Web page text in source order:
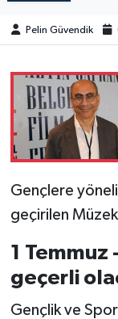
Pelin Güvendik
Gençlere
geçirilen
1 Temmuz
geçerli
Gençlik ve Spor